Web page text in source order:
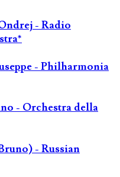
- Radio
- Philharmonia
- Orchestra della
- Russian